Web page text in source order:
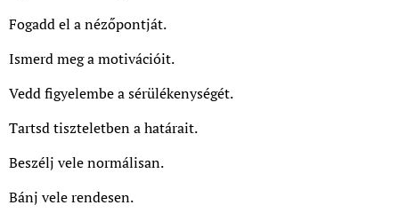
Fogadd el a nézőpontját.
Ismerd meg a motivációit.
Vedd figyelembe a sérülékenységét.
Tartsd tiszteletben a határait.
Beszélj vele normálisan.
Bánj vele rendesen.